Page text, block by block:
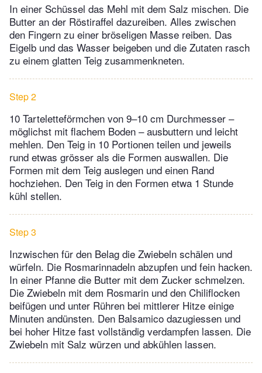
In einer Schüssel das Mehl mit dem Salz mischen. Die
Butter an der Röstiraffel dazureiben. Alles zwischen
den Fingern zu einer bröseligen Masse reiben. Das
Eigelb und das Wasser beigeben und die Zutaten rasch
zu einem glatten Teig zusammenkneten.
Step 2
10 Tarteletteförmchen von 9–10 cm Durchmesser –
möglichst mit flachem Boden – ausbuttern und leicht
mehlen. Den Teig in 10 Portionen teilen und jeweils
rund etwas grösser als die Formen auswallen. Die
Formen mit dem Teig auslegen und einen Rand
hochziehen. Den Teig in den Formen etwa 1 Stunde
kühl stellen.
Step 3
Inzwischen für den Belag die Zwiebeln schälen und
würfeln. Die Rosmarinnadeln abzupfen und fein hacken.
In einer Pfanne die Butter mit dem Zucker schmelzen.
Die Zwiebeln mit dem Rosmarin und den Chiliflocken
beifügen und unter Rühren bei mittlerer Hitze einige
Minuten andünsten. Den Balsamico dazugiessen und
bei hoher Hitze fast vollständig verdampfen lassen. Die
Zwiebeln mit Salz würzen und abkühlen lassen.